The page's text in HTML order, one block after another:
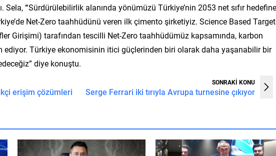
Sela,“Sürdürülebilirlik alanında yönümüzü Türkiye’nin 2053 net sıfır hedefine
Net-Zero taahhüdünü veren ilk çimento şirketiyiz. Science Based
Girişimi) tarafından tescilli Net-Zero taahhüdümüz kapsamında, karbon
ediyor. Türkiye ekonomisinin itici güçlerinden biri olarak daha yaşanabilir bir
diye konuştu.
erişim çözümleri
SONRAKİ KONU
Serge Ferrari iki tırıyla Avrupa turnesine çıkıyor